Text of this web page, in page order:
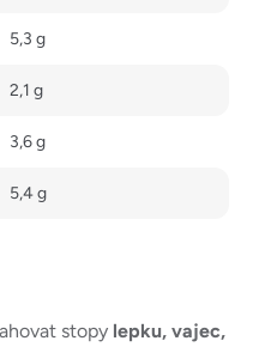
5,3 g
2,1 g
3,6 g
5,4 g
stopy lepku, vajec,